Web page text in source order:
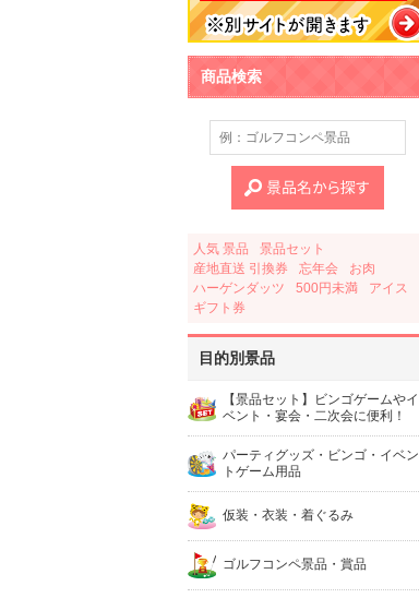
商品検索
人気 景品
景品セット
産地直送 引換券
忘年会
お肉
ハーゲンダッツ
500円未満
アイス
ギフト券
目的別景品
【景品セット】ビンゴゲームやイ
ベント・宴会・二次会に便利！
パーティグッズ・ビンゴ・イベン
トゲーム用品
仮装・衣装・着ぐるみ
ゴルフコンペ景品・賞品